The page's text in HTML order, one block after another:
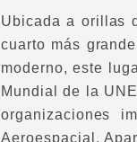
Ubicada a orillas
cuarto más
moderno, este
Mundial de la
organizaciones
Aeroespacial.